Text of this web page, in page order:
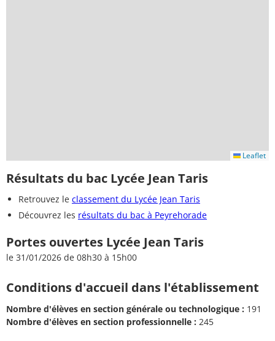
Leaflet
Résultats du bac Lycée Jean Taris
Retrouvez le classement du Lycée Jean Taris
Découvrez les résultats du bac à Peyrehorade
Portes ouvertes Lycée Jean Taris
le 31/01/2026 de 08h30 à 15h00
Conditions d'accueil dans l'établissement
Nombre d'élèves en section générale ou technologique : 191
Nombre d'élèves en section professionnelle : 245